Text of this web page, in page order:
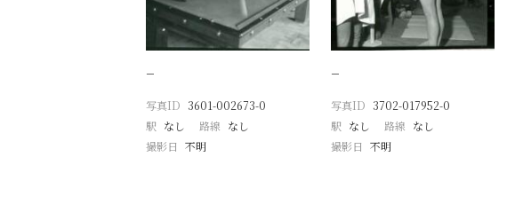
−
写真ID 3601-002673-0
駅 なし 路線 なし
撮影日 不明
−
写真ID 3702-017952-0
駅 なし 路線 なし
撮影日 不明